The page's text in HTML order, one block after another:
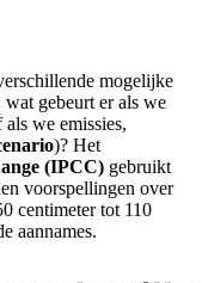
mogelijke
gebeurt er als we
als we emissies,
)? Het
(IPCC) gebruikt
voorspellingen over
centimeter tot 110
aannames.